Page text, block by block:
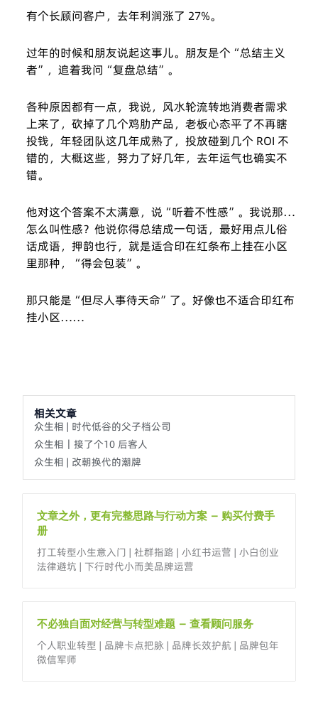
有个长顾问客户，去年利润涨了 27%。
过年的时候和朋友说起这事儿。朋友是个“总结主义
者”，追着我问“复盘总结”。
各种原因都有一点，我说，风水轮流转地消费者需求
上来了，砍掉了几个鸡肋产品，老板心态平了不再瞎
投钱，年轻团队这几年成熟了，投放碰到几个 ROI 不
错的，大概这些，努力了好几年，去年运气也确实不
错。
他对这个答案不太满意，说“听着不性感”。我说那…
怎么叫性感？他说你得总结成一句话，最好用点儿俗
话成语，押韵也行，就是适合印在红条布上挂在小区
里那种，“得会包装”。
那只能是“但尽人事待天命”了。好像也不适合印红布
挂小区……
相关文章
众生相 | 时代低谷的父子档公司
众生相｜接了个10 后客人
众生相 | 改朝换代的潮牌
文章之外，更有完整思路与行动方案 – 购买付费手
册
打工转型小生意入门 | 社群指路 | 小红书运营 | 小白创业
法律避坑 | 下行时代小而美品牌运营
不必独自面对经营与转型难题 – 查看顾问服务
个人职业转型 | 品牌卡点把脉 | 品牌长效护航 | 品牌包年
微信军师